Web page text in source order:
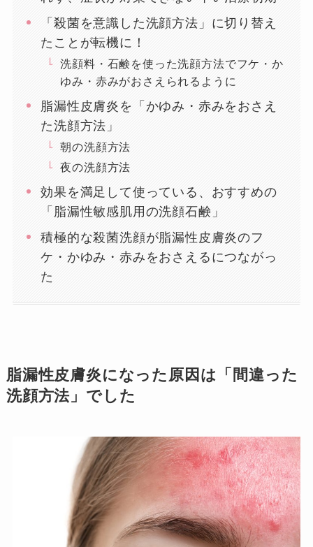
「殺菌を意識した洗顔方法」に切り替え
たことが転機に！
洗顔料・石鹸を使った洗顔方法でフケ・か
ゆみ・赤みがおさえられるように
脂漏性皮膚炎を「かゆみ・赤みをおさえ
た洗顔方法」
朝の洗顔方法
夜の洗顔方法
効果を満足して使っている、おすすめの
「脂漏性敏感肌用の洗顔石鹸」
積極的な殺菌洗顔が脂漏性皮膚炎のフ
ケ・かゆみ・赤みをおさえるにつながっ
た
脂漏性皮膚炎になった原因は「間違った
洗顔方法」でした